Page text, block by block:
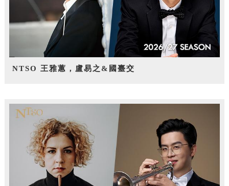
NTSO 王雅蕙，盧易之&國臺交